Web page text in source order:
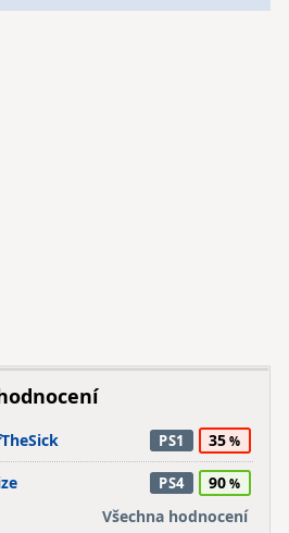
PS1 35
PS4
90
Všechna hodnocení